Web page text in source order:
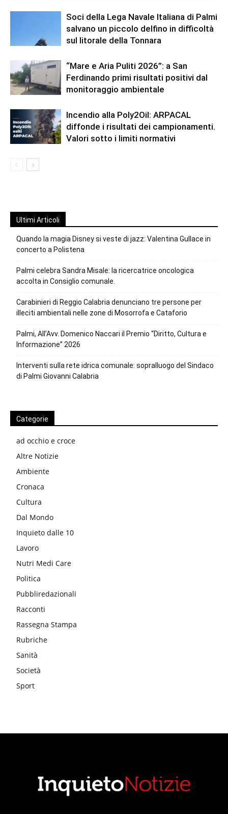
Soci della Lega Navale Italiana di Palmi
salvano un piccolo delfino in difficoltà
sul litorale della Tonnara
“Mare e Aria Puliti 2026”: a San
Ferdinando primi risultati positivi dal
monitoraggio ambientale
Incendio alla Poly2Oil: ARPACAL
diffonde i risultati dei campionamenti.
Valori sotto i limiti normativi
Ultimi Articoli
Quando la magia Disney si veste di jazz: Valentina Gullace in
concerto a Polistena
Palmi celebra Sandra Misale: la ricercatrice oncologica
accolta in Consiglio comunale.
Carabinieri di Reggio Calabria denunciano tre persone per
illeciti ambientali nelle zone di Mosorrofa e Cataforio
Palmi, All’Avv. Domenico Naccari il Premio “Diritto, Cultura e
Informazione” 2026
Interventi sulla rete idrica comunale: sopralluogo del Sindaco
di Palmi Giovanni Calabria
Categorie
ad occhio e croce
Altre Notizie
Ambiente
Cronaca
Cultura
Dal Mondo
Inquieto dalle 10
Lavoro
Nutri Medi Care
Politica
Pubbliredazionali
Racconti
Rassegna Stampa
Rubriche
Sanità
Società
Sport